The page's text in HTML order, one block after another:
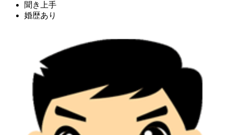
聞き上手
婚歴あり